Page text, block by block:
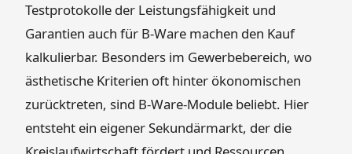
Testprotokolle der Leistungsfähigkeit und
Garantien auch für B-Ware machen den Kauf
kalkulierbar. Besonders im Gewerbebereich, wo
ästhetische Kriterien oft hinter ökonomischen
zurücktreten, sind B-Ware-Module beliebt. Hier
entsteht ein eigener Sekundärmarkt, der die